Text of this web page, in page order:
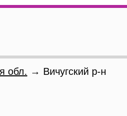
обл. → Вичугский р-н